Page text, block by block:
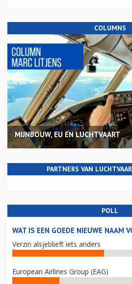
COLUMNS
MIJNBOUW, EU EN LUCHTVAART
PARTNERS VAN
POLL
WAT IS EEN GOEDE NIEUWE NAAM
Verzin alsjeblieft iets anders
European Airlines Group (EAG)